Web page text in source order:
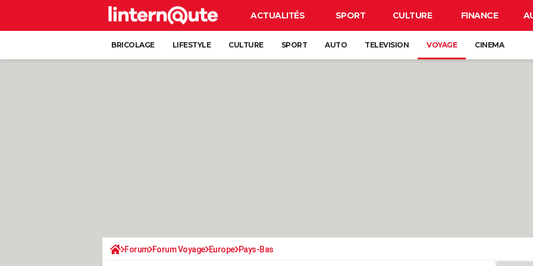
ACTUALITÉS SPORT CULTURE FINANCE
BRICOLAGE LIFESTYLE CULTURE SPORT AUTO TELEVISION VOYAGE CINEMA
Forum Forum Voyage Europe Pays-Bas